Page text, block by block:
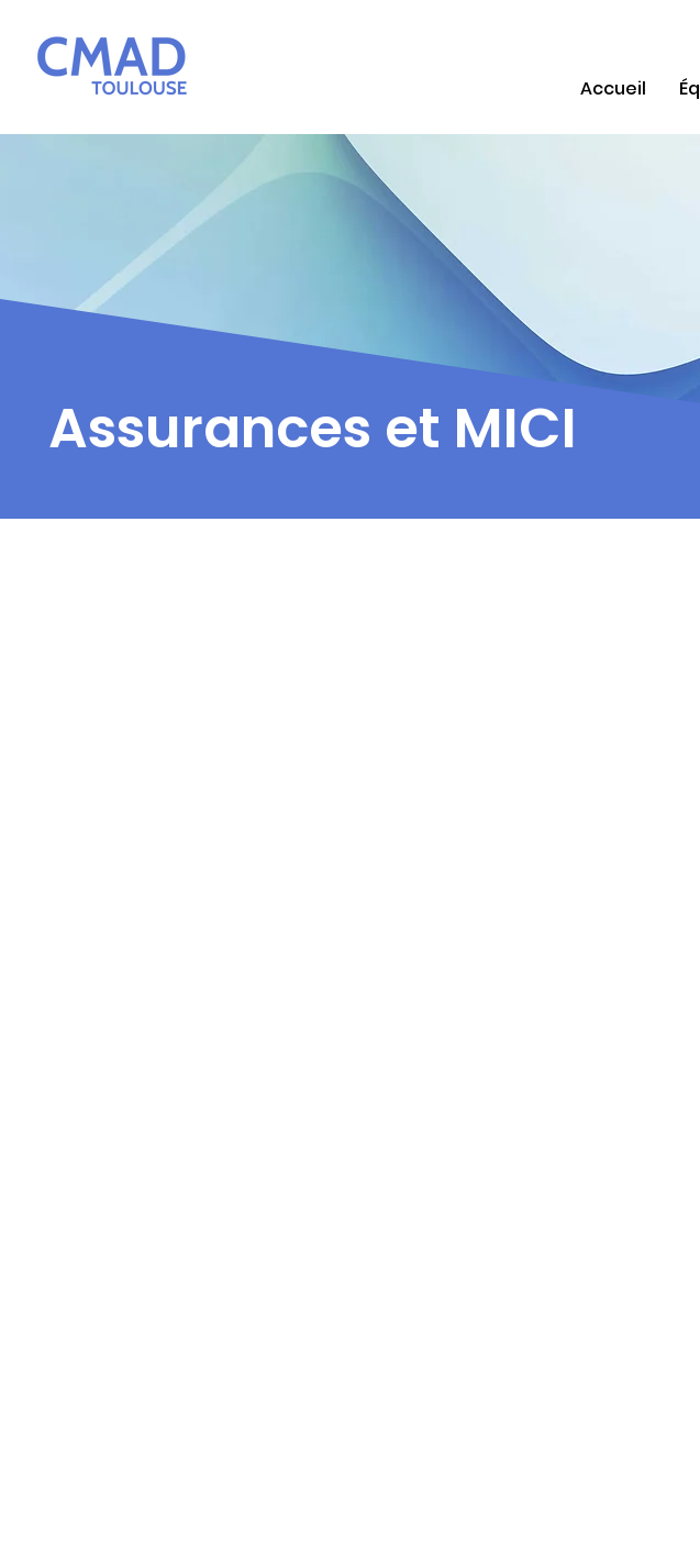
Accueil
Assurances et MICI